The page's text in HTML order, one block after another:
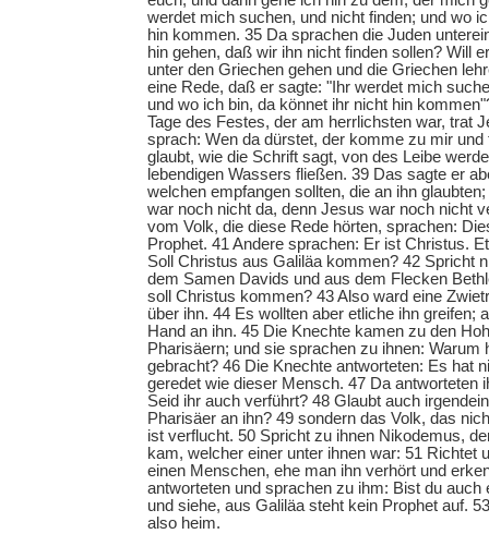
werdet mich suchen, und nicht finden; und wo
hin kommen. 35 Da sprachen die Juden
hin gehen, daß wir ihn nicht finden sollen? Will
unter den Griechen gehen und die Griechen
eine Rede, daß er sagte: "Ihr werdet mich
und wo ich bin, da könnet ihr nicht hin
Tage des Festes, der am herrlichsten war, trat
sprach: Wen da dürstet, der komme zu mir
glaubt, wie die Schrift sagt, von des Leibe
lebendigen Wassers fließen. 39 Das sagte er
welchen empfangen sollten, die an ihn
war noch nicht da, denn Jesus war noch nicht
vom Volk, die diese Rede hörten, sprachen:
Prophet. 41 Andere sprachen: Er ist Christus.
Soll Christus aus Galiläa kommen? 42 Spricht
dem Samen Davids und aus dem Flecken
soll Christus kommen? 43 Also ward eine
über ihn. 44 Es wollten aber etliche ihn greifen;
Hand an ihn. 45 Die Knechte kamen zu den
Pharisäern; und sie sprachen zu ihnen: Warum
gebracht? 46 Die Knechte antworteten: Es hat
geredet wie dieser Mensch. 47 Da antworteten
Seid ihr auch verführt? 48 Glaubt auch
Pharisäer an ihn? 49 sondern das Volk, das
ist verflucht. 50 Spricht zu ihnen Nikodemus,
kam, welcher einer unter ihnen war: 51 Richtet
einen Menschen, ehe man ihn verhört und
antworteten und sprachen zu ihm: Bist du auch
und siehe, aus Galiläa steht kein Prophet auf.
also heim.